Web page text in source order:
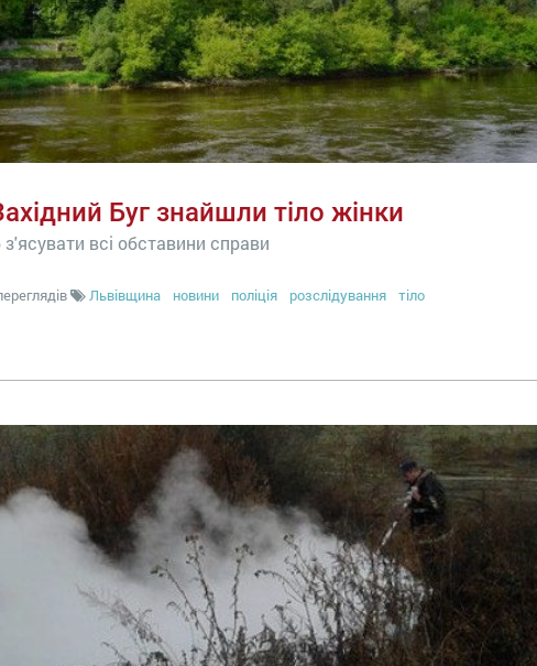
Буг знайшли тіло жінки
з'ясувати всі обставини справи
Львівщина новини поліція розслідування тіло